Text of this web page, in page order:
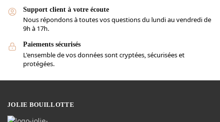
Support client à votre écoute
Nous répondons à toutes vos questions du lundi au vendredi de
9h à 17h.
Paiements sécurisés
L'ensemble de vos données sont cryptées, sécurisées et
protégées.
JOLIE BOUILLOTTE